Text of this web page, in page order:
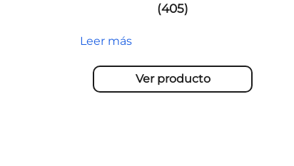
(405)
Leer más
Ver producto